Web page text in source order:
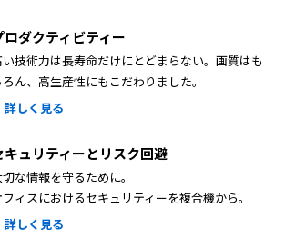
ロダクティビティー
い技術力は長寿命だけにとどまらない。画質はも
ろん、高生産性にもこだわりました。
詳しく見る
キュリティーとリスク回避
な情報を守るために。
フィスにおけるセキュリティーを複合機から。
詳しく見る